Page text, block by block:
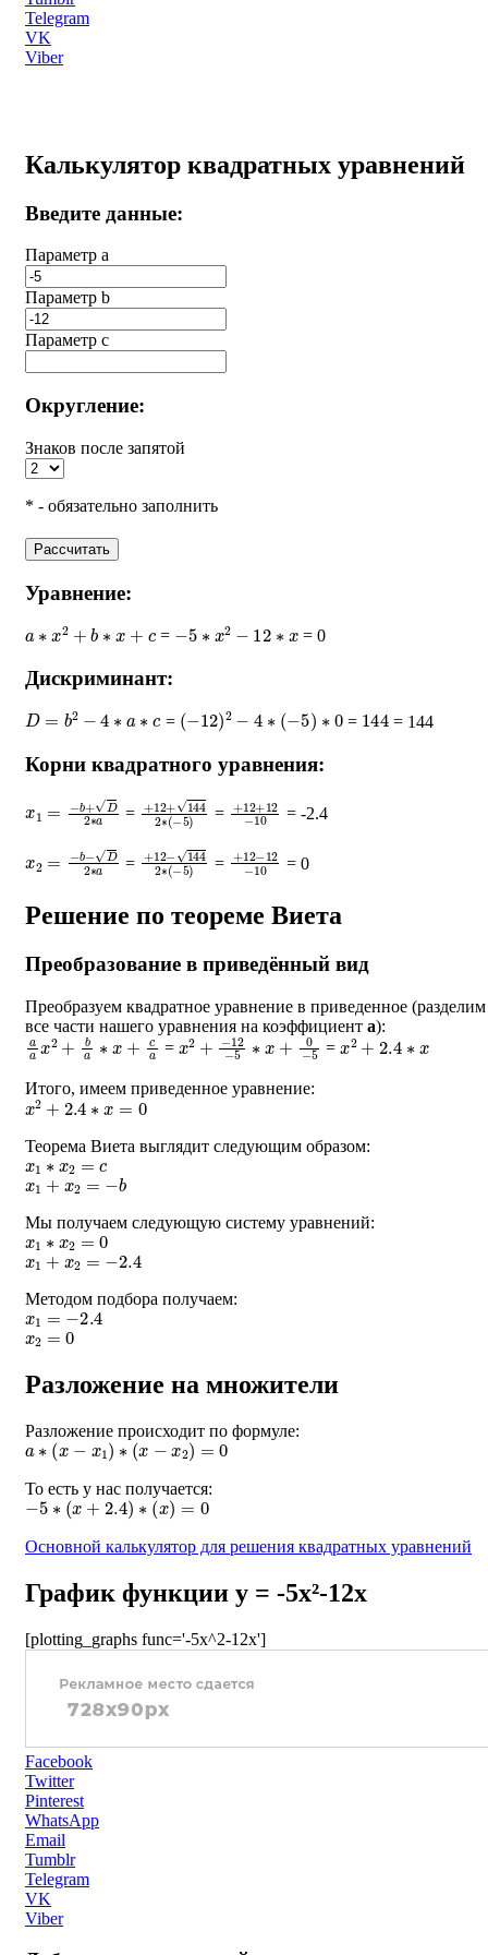
Telegram
VK
Viber
Калькулятор квадратных уравнений
Введите данные:
Параметр a
Параметр b
Параметр с
Округление:
Знаков после запятой
* - обязательно заполнить
Рассчитать
Уравнение:
2 b ∗ = 5∗ 2− 12 ∗ = 0
Дискриминант:
D= 2− a = (− 12)2 ∗ −5 )∗ = 144= 144
Корни квадратного уравнения:
+ D2∗ = + 12+144 ( −5 )
= + 12+12 10
= -2.4
b−D2∗ = +12−144 ∗(−5)
= +12−12 10
= 0
Решение по теореме Виета
Преобразование в приведённый вид
Преобразуем квадратное уравнение в приведенное (разделим
все части нашего уравнения на коэффициент a):
aax2+ba∗x+ca = x2+
−12−5∗x+0−5 =x2+2.4 ∗
Итого, имеем приведенное уравнение:
x2+2.4 ∗x=0
Теорема Виета выглядит следующим образом:
x1∗x2= c
x1 + x2 =− b
Мы получаем следующую систему уравнений:
x1∗x2=0
x1 + x2 =− 2.4
Методом подбора получаем:
x1=−2.4
x2 =0
Разложение на множители
Разложение происходит по формуле:
a ∗(x−x1)∗ (x−x2)=0
То есть у нас получается:
−5∗(x+2.4)∗(x)=0
Основной калькулятор для решения квадратных уравнений
График функции y = -5x²-12x
[plotting_graphs func='-5x^2-12x']
Facebook
Twitter
Pinterest
WhatsApp
Email
Tumblr
Telegram
VK
Viber